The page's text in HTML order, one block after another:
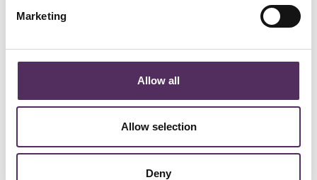
Marketing
Allow all
Allow selection
Deny